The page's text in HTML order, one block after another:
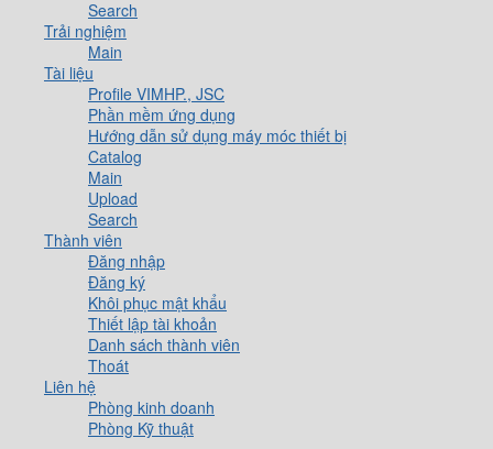
Search
Trải nghiệm
Main
Tài liệu
Profile VIMHP., JSC
Phần mềm ứng dụng
Hướng dẫn sử dụng máy móc thiết bị
Catalog
Main
Upload
Search
Thành viên
Đăng nhập
Đăng ký
Khôi phục mật khẩu
Thiết lập tài khoản
Danh sách thành viên
Thoát
Liên hệ
Phòng kinh doanh
Phòng Kỹ thuật